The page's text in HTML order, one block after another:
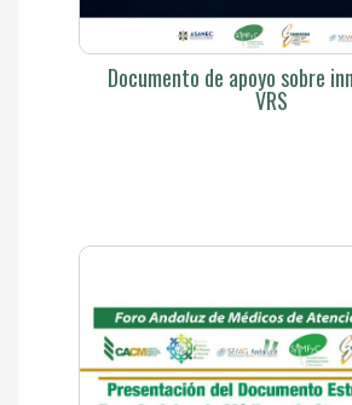
Documento de apoyo sobre
VRS